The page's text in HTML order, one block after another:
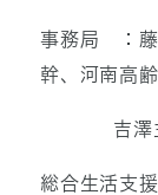
事務局 ：藤
幹、河南高
吉澤主
総合生活支